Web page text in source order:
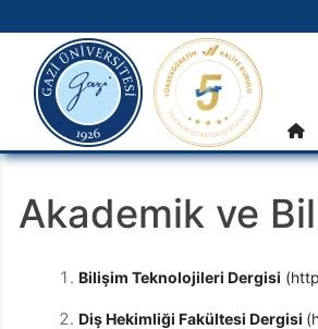
Ana Menü
gazi.edu.tr
Akademik ve
Bilişim Teknolojileri Dergisi
Diş Hekimliği Fakültesi Dergisi